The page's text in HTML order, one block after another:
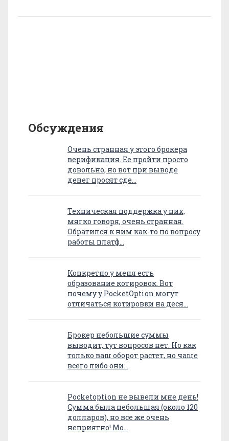
Обсуждения
Очень странная у этого брокера
верификация. Ее пройти просто
довольно, но вот при выводе
денег просят сде…
Техническая поддержка у них,
мягко говоря, очень странная.
Обратился к ним как-то по вопросу
работы платф…
Конкретно у меня есть
образование котировок. Вот
почему у PocketOption могут
отличаться котировки на деся…
Брокер небольшие суммы
выводит, тут вопросов нет. Но как
только ваш оборот растет, но чаще
всего либо они…
Pocketoption не вывели мне день!
Сумма была небольшая (около 120
долларов), но все же очень
неприятно! Мо…